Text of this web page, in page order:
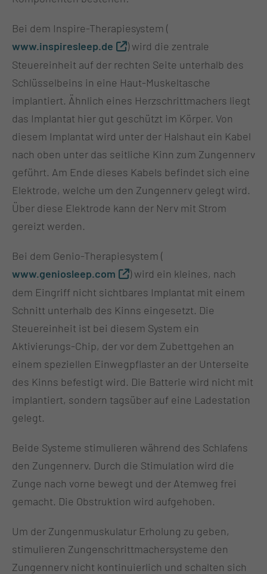
Bei dem Inspire-Therapiesystem (
www.inspiresleep.de
) wird die zentrale
Steuereinheit auf der rechten Seite unterhalb des
Schlüsselbeins in eine Haut-Muskeltasche
implantiert. Ähnlich eines Herzschrittmachers liegt
das Implantat hier gut geschützt im Körper. Von
diesem Implantat wird unter der Halshaut ein Kabel
nach oben unter das seitliche Kinn zum Zungennerv
geführt. Am Ende dieses Kabels befindet sich eine
Elektrode, welche um den Zungennerv gelegt wird.
Über diese Elektrode kann der Nerv mit Strom
gereizt werden.
Bei dem Genio-Therapiesystem (
www.geniosleep.com
) wird ein kleines, nach
dem Eingriff nicht sichtbares Implantat mit einem
Schnitt unterhalb des Kinns eingesetzt. Die
Steuereinheit ist bei diesem System ein
Aktivierungs-Chip, der vor dem Zubettgehen an
einem speziellen Einwegpflaster an der Unterseite
des Kinns befestigt wird. Die Batterie wird nicht mit
implantiert, sondern tagsüber auf eine Ladestation
gelegt.
Beide Systeme stimulieren während des Schlafens
den Zungennerv. Durch die Stimulation wird die
Zunge nach vorne bewegt und der Atemweg frei
gemacht. Die Obstruktion wird aufgehoben.
Um der Zungenmuskulatur Erholung zu geben,
stimulieren Zungenschrittmachersysteme den
Zungennerv nicht kontinuierlich und schalten sich